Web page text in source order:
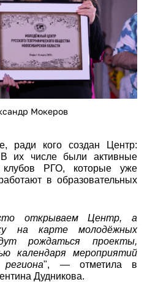
Мокеров
ради кого создан Центр:
их числе были активные
клубов РГО, которые уже
в образовательных
открываем Центр, а
на карте молодёжных
рождаться проекты,
календаря мероприятий
", — отметила в
Дудникова.